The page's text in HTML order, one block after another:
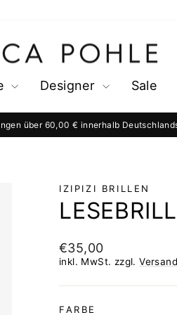
Designer Sale
Pause
über 60,00 € innerhalb
IZIPIZI BRILLEN
Normaler
Preis
€35,00
inkl. MwSt. zzgl.
FARBE